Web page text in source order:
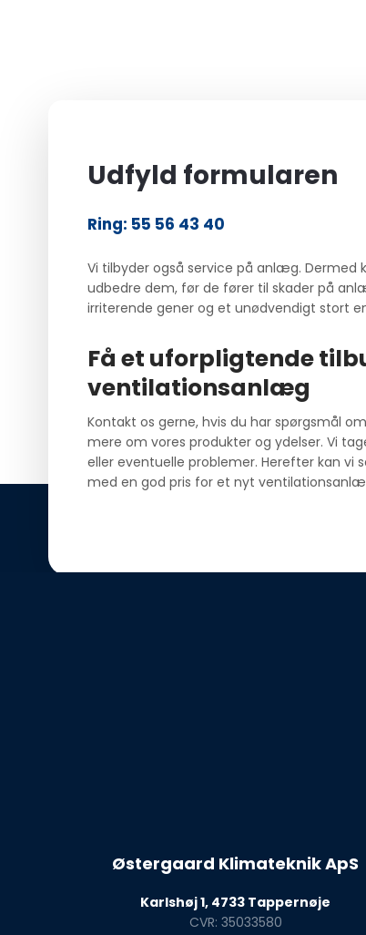
Udfyld formularen
Ring: 55 56 43 40
Vi tilbyder også service på anlæg. Dermed
udbedre dem, før de fører til skader på
irriterende gener og et unødvendigt stort
Få et uforpligtende
ventilationsanlæg
Kontakt os gerne, hvis du har spørgsmål
mere om vores produkter og ydelser. Vi
eller eventuelle problemer. Herefter kan vi
med en god pris for et nyt
Østergaard Klimateknik ApS
Karlshøj 1, 4733 Tappernøje
CVR: 35033580